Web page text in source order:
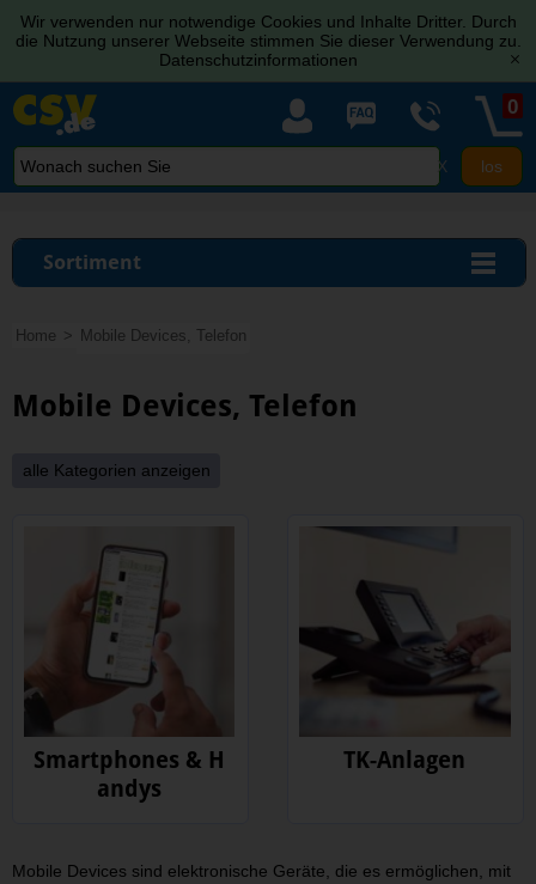
Wir verwenden nur notwendige Cookies und Inhalte Dritter. Durch
die Nutzung unserer Webseite stimmen Sie dieser Verwendung zu.
Datenschutzinformationen
[x]
X
0
Sortiment
Home Mobile Devices, Telefon
Mobile Devices, Telefon
alle Kategorien anzeigen
Smartphones & H
andys
TK-Anlagen
Mobile Devices sind elektronische Geräte, die es ermöglichen, mit